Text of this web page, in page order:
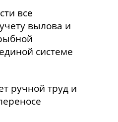
все
вылова и
системе
ручной труд и